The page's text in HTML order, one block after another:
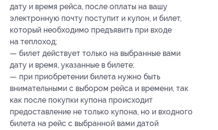
дату и время рейса, после оплаты на вашу
электронную почту поступит и купон, и билет,
который необходимо предъявить при входе
на теплоход;
— билет действует только на выбранные вами
дату и время, указанные в билете;
— при приобретении билета нужно быть
внимательными с выбором рейса и времени, так
как после покупки купона происходит
предоставление не только купона, но и входного
билета на рейс с выбранной вами датой